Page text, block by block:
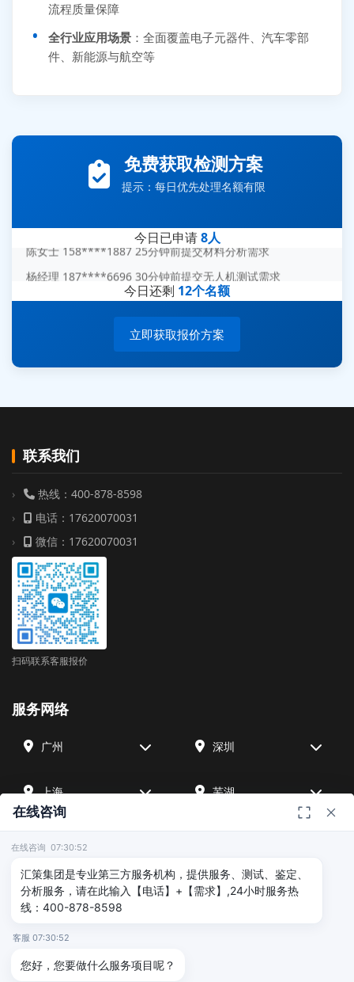
流程质量保障
全行业应用场景 ：全面覆盖电子元器件、汽车零部
件、新能源与航空等
免费获取检测方案
提示：每日优先处理名额有限
今日已申请8人
李女士 159****5393 3分钟前提交可靠性测试需求
王经理 186****9012 7分钟前提交并网/涉网试验需求
赵总 135****7688 12分钟前提交芯片失效分析需求
陈女士 158****1887 25分钟前提交材料分析需求
杨经理 187****6696 30分钟前提交无人机测试需求
周总 136****0539 35分钟前提交机器人测试需求
今日还剩 12个名额
立即获取报价方案
联系我们
热线：400-878-8598
电话：17620070031
微信：17620070031
扫码联系客服报价
服务网络
广州 深圳
上海 芜湖
北京 武汉
友情链接
汇策可靠性检测 深圳晟安检测
在线咨询
在线咨询 07:30:52
汇策集团是专业第三方服务机构，提供服务、测试、鉴定、
分析服务，请在此输入【电话】+【需求】,24小时服务热
线：400-878-8598
客服 07:30:52
您好，您要做什么服务项目呢？